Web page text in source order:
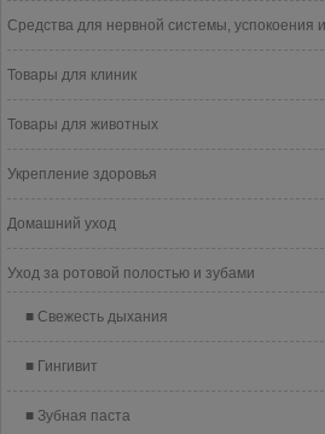
Средства для нервной системы, успокоения
Товары для клиник
Товары для животных
Укрепление здоровья
Домашний уход
Уход за ротовой полостью и зубами
Свежесть дыхания
Гингивит
Зубная паста